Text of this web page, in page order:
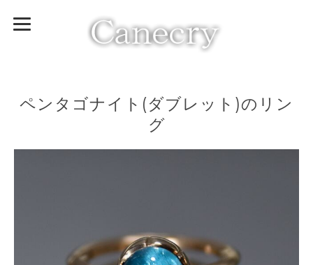
ペンタゴナイト(ダブレット)のリン
グ